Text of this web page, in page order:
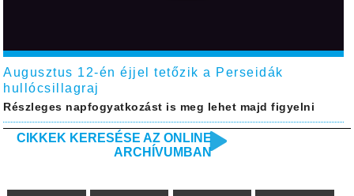
Augusztus 12-én éjjel tetőzik a Perseidák
hullócsillagraj
Részleges napfogyatkozást is meg lehet majd figyelni
CIKKEK KERESÉSE AZ ONLINE
ARCHÍVUMBAN